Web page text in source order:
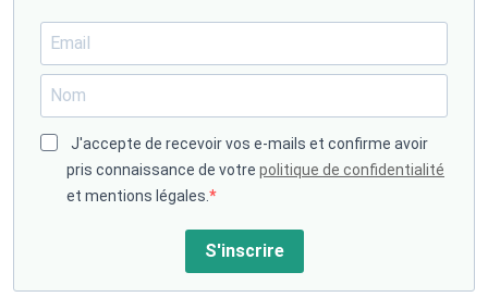
J'accepte de recevoir vos e-mails et confirme avoir
pris connaissance de votre politique de confidentialité
et mentions légales.
S'inscrire